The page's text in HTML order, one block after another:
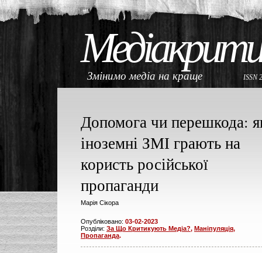
Змінимо медіа на краще ISSN
Допомога чи перешкода:
іноземні ЗМІ грають на
користь російської
пропаганди
Марія Сікора
Опубліковано: 03-02-2023
Розділи: За Що Критикують Медіа?, Маніпуляція,
Пропаганда.